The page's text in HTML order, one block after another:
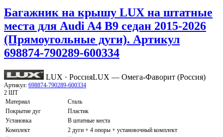
Багажник на крышу LUX на штатные
места для Audi A4 B9 седан 2015-2026
(Прямоугольные дуги). Артикул
698874-790289-600334
LUX · РоссияLUX — Омега-Фаворит (Россия)
Артикул: 698874-790289-600334
2 ШТ
Материал
Сталь
Покрытие дуг
Пластик
Установка
В штатные места
Комплект
2 дуги + 4 опоры + установочный комплект